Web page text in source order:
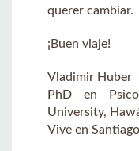
querer cambiar.
¡Buen viaje!
Vladimir Huber
PhD en
University,
Vive en